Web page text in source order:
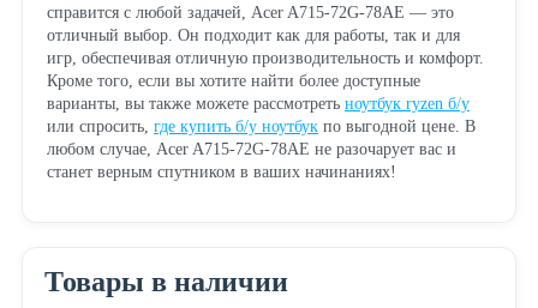
справится с любой задачей, Acer A715-72G-78AE — это
отличный выбор. Он подходит как для работы, так и для
игр, обеспечивая отличную производительность и комфорт.
Кроме того, если вы хотите найти более доступные
варианты, вы также можете рассмотреть ноутбук ryzen б/у
или спросить, где купить б/у ноутбукпо выгодной цене. В
любом случае, Acer A715-72G-78AE не разочарует вас и
станет верным спутником в ваших начинаниях!
Товары в наличии